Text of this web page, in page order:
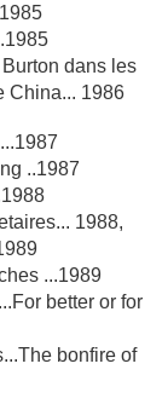
dans les
China... 1986
..1987
1988,
...1989
better or for
bonfire of